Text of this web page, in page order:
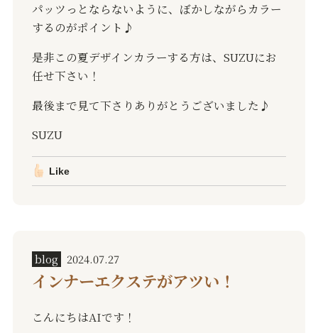
パッツっとならないように、ぼかしながらカラー
するのがポイント♪
是非この夏デザインカラーする方は、SUZUにお
任せ下さい！
最後まで見て下さりありがとうございました♪
SUZU
Like
blog 2024.07.27
インナーエクステがアツい！
こんにちはAIです！